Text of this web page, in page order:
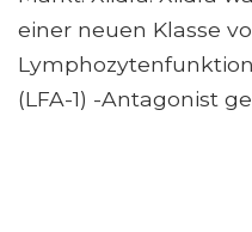
einer neuen Klasse
(LFA-1) -Antagonist